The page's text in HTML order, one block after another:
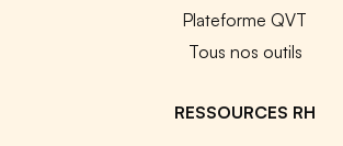
Plateforme QVT
Tous nos outils
RESSOURCES RH